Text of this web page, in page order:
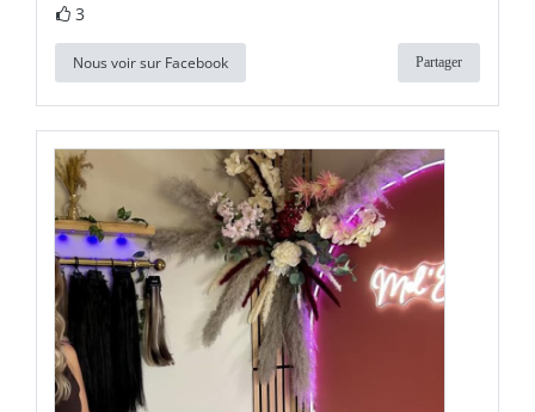
3
Nous voir sur Facebook Partager